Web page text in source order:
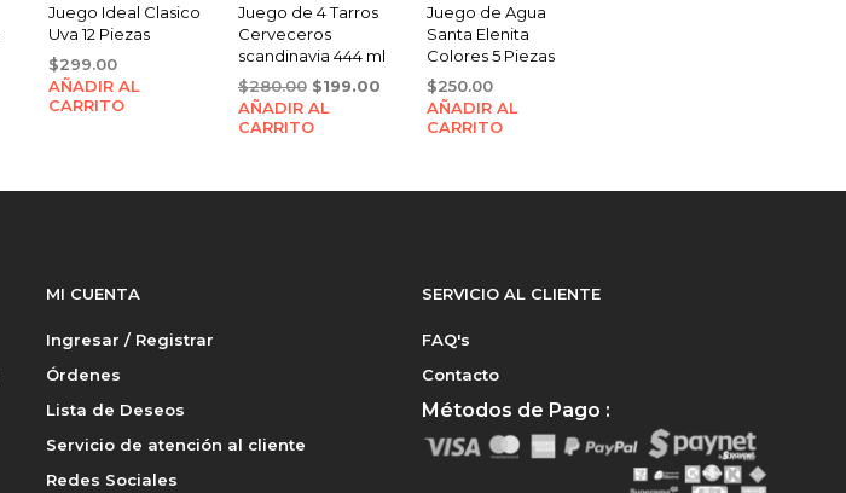
Juego Ideal Clasico
Uva 12 Piezas
$299.00
AÑADIR AL
CARRITO
Juego de 4 Tarros
Cerveceros
scandinavia 444 ml
$280.00 Original
price
was:
$199.00Current
AÑADIR AL
CARRITO
Juego de Agua
Santa Elenita
Colores 5 Piezas
$250.00
AÑADIR AL
CARRITO
MI CUENTA
Ingresar / Registrar
Órdenes
Lista de Deseos
Servicio de atención al cliente
Redes Sociales
SERVICIO AL CLIENTE
FAQ's
Contacto
Métodos de Pago :